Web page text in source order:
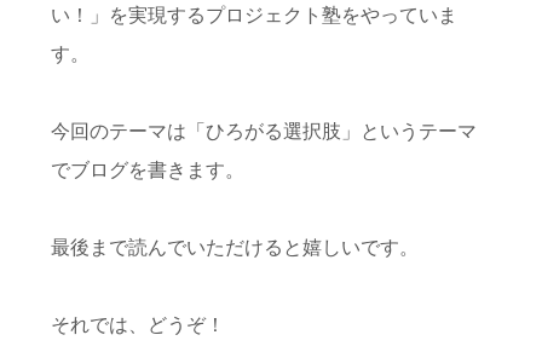
い！」を実現するプロジェクト塾をやっていま
す。
今回のテーマは「ひろがる選択肢」というテーマ
でブログを書きます。
最後まで読んでいただけると嬉しいです。
それでは、どうぞ！